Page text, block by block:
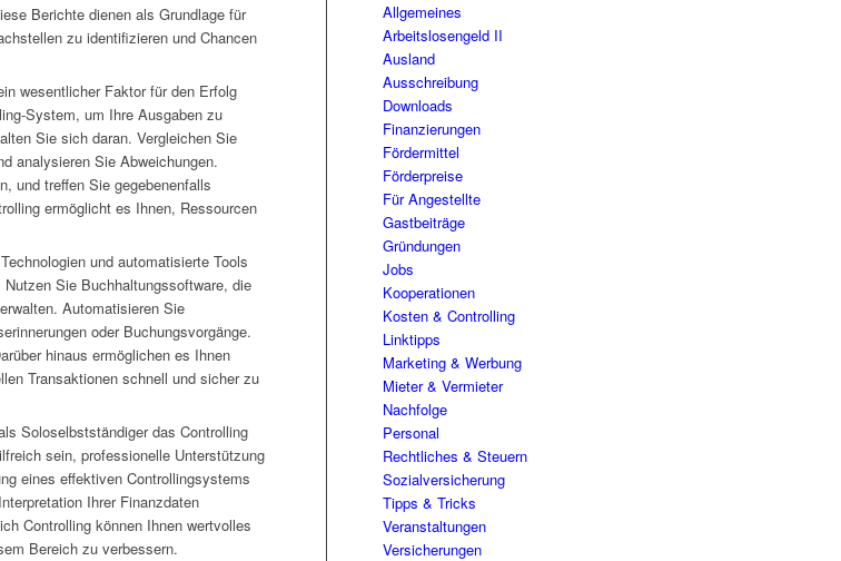
Berichte dienen als Grundlage für
zu identifizieren und Chancen
wesentlicher Faktor für den Erfolg
System, um Ihre Ausgaben zu
Sie sich daran. Vergleichen Sie
analysieren Sie Abweichungen.
und treffen Sie gegebenenfalls
ermöglicht es Ihnen, Ressourcen
und automatisierte Tools
Sie Buchhaltungssoftware, die
Automatisieren Sie
oder Buchungsvorgänge.
hinaus ermöglichen es Ihnen
Transaktionen schnell und sicher zu
Soloselbstständiger das Controlling
sein, professionelle Unterstützung
eines effektiven Controllingsystems
Ihrer Finanzdaten
Controlling können Ihnen wertvolles
Bereich zu verbessern.
Allgemeines
Arbeitslosengeld II
Ausland
Ausschreibung
Downloads
Finanzierungen
Fördermittel
Förderpreise
Für Angestellte
Gastbeiträge
Gründungen
Jobs
Kooperationen
Kosten & Controlling
Linktipps
Marketing & Werbung
Mieter & Vermieter
Nachfolge
Personal
Rechtliches & Steuern
Sozialversicherung
Tipps & Tricks
Veranstaltungen
Versicherungen